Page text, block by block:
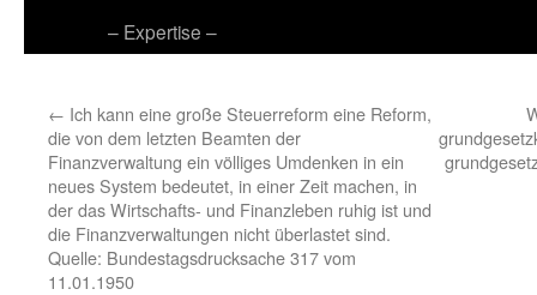
– Expertise –
← Ich kann eine große Steuerreform eine Reform,
die von dem letzten Beamten der
Finanzverwaltung ein völliges Umdenken in ein
neues System bedeutet, in einer Zeit machen, in
der das Wirtschafts- und Finanzleben ruhig ist und
die Finanzverwaltungen nicht überlastet sind.
Quelle: Bundestagsdrucksache 317 vom
11.01.1950